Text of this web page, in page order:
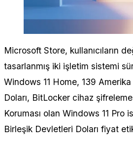
Microsoft Store, kullanıcıların
tasarlanmış iki işletim sistemi
Windows 11 Home, 139
Doları, BitLocker cihaz
Koruması olan Windows 11 Pro
Birleşik Devletleri Doları fiyat